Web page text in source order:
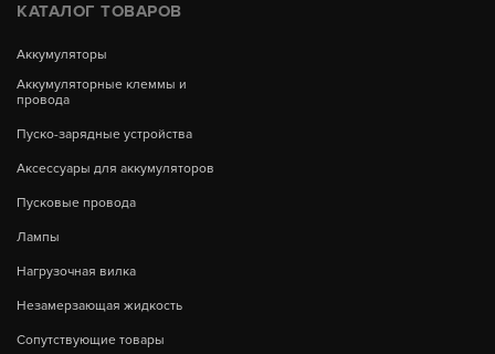
КАТАЛОГ ТОВАРОВ
Аккумуляторы
Аккумуляторные клеммы и
провода
Пуско-зарядные устройства
Аксессуары для аккумуляторов
Пусковые провода
Лампы
Нагрузочная вилка
Незамерзающая жидкость
Сопутствующие товары